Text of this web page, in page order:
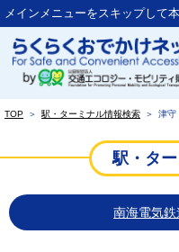
メインメニューをスキップして
TOP ＞ 駅・ターミナル情報検索 ＞ 津守
駅・タ
南海電気鉄